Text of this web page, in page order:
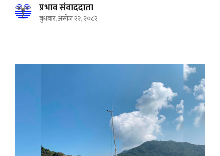
प्रभाव संवाददाता
बुधबार, असोज २२, २०८२